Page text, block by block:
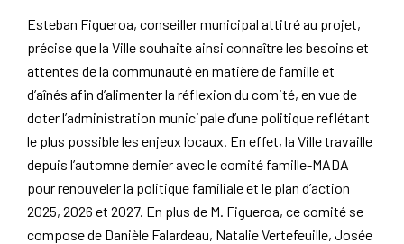
Esteban Figueroa, conseiller municipal attitré au projet,
précise que la Ville souhaite ainsi connaître les besoins et
attentes de la communauté en matière de famille et
d’aînés afin d’alimenter la réflexion du comité, en vue de
doter l’administration municipale d’une politique reflétant
le plus possible les enjeux locaux. En effet, la Ville travaille
depuis l’automne dernier avec le comité famille-MADA
pour renouveler la politique familiale et le plan d’action
2025, 2026 et 2027. En plus de M. Figueroa, ce comité se
compose de Danièle Falardeau, Natalie Vertefeuille, Josée